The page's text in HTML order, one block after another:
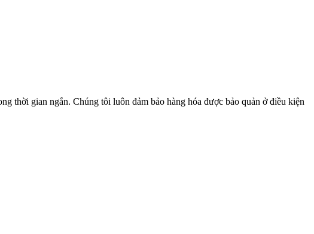
thời gian ngắn. Chúng tôi luôn đảm bảo hàng hóa được bảo quản ở điều kiện